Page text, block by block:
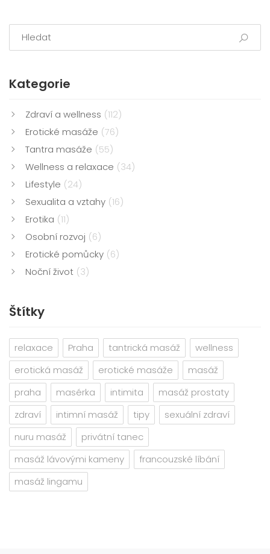
Kategorie
Zdraví a wellness (112)
Erotické masáže (76)
Tantra masáže (55)
Wellness a relaxace (34)
Lifestyle (24)
Sexualita a vztahy (16)
Erotika (11)
Osobní rozvoj (6)
Erotické pomůcky (6)
Noční život (3)
Štítky
relaxace Praha tantrická masáž
wellness
erotická masáž
erotické masáže
masáž
praha
masérka intimita
masáž prostaty
zdraví
intimní masáž tipy
sexuální zdraví
nuru masáž
privátní tanec
masáž lávovými kameny
francouzské líbání
masáž lingamu